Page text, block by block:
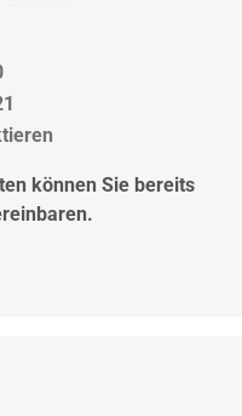
können Sie bereits